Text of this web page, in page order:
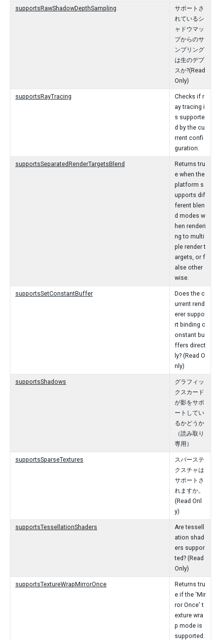
supportsRawShadowDepthSampling
サポートさ
れているシ
ャドウマッ
プからのサ
ンプリング
は生のデプ
スか?(Read
Only)
supportsRayTracing
Checks if r
ay tracing i
s supporte
d by the cu
rrent confi
guration.
supportsSeparatedRenderTargetsBlend
Returns tru
e when the
platform s
upports dif
ferent blen
d modes w
hen renderi
ng to multi
ple render t
argets, or f
alse other
wise.
supportsSetConstantBuffer
Does the c
urrent rend
erer suppo
rt binding c
onstant bu
ffers direct
ly? (Read O
nly)
supportsShadows
グラフィッ
クスカード
が影をサポ
ートしてい
るかどうか
（読み取り
専用）
supportsSparseTextures
スパーステ
クスチャは
サポートさ
れますか。
(Read Onl
y)
supportsTessellationShaders
Are tessell
ation shad
ers suppor
ted? (Read
Only)
supportsTextureWrapMirrorOnce
Returns tru
e if the 'Mir
ror Once' t
exture wra
p mode is
supported.